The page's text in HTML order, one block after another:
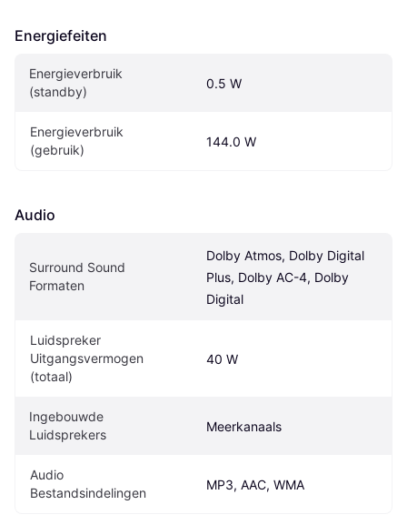
Energiefeiten
Energieverbruik
(standby)
0.5 W
Energieverbruik
(gebruik)
144.0 W
Audio
Surround Sound
Formaten
Dolby Atmos, Dolby Digital
Plus, Dolby AC-4, Dolby
Digital
Luidspreker
Uitgangsvermogen
(totaal)
40 W
Ingebouwde
Luidsprekers
Meerkanaals
Audio
Bestandsindelingen
MP3, AAC, WMA